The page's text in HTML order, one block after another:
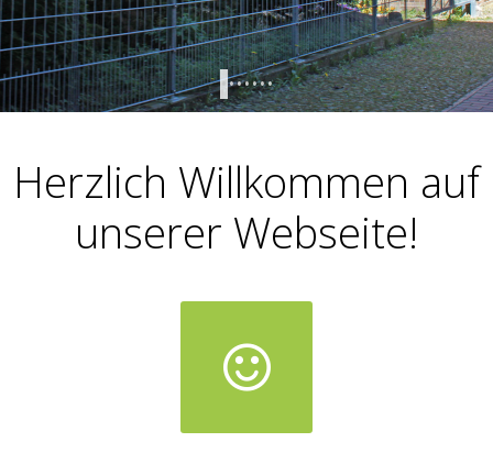
•••••••
Herzlich Willkommen auf
unserer Webseite!
